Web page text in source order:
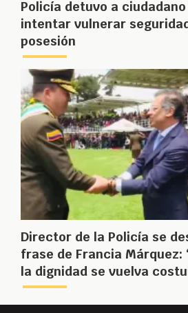
Policía detuvo a
intentar vulnerar
posesión
Director de la Policía se
frase de Francia Márquez:
la dignidad se vuelva